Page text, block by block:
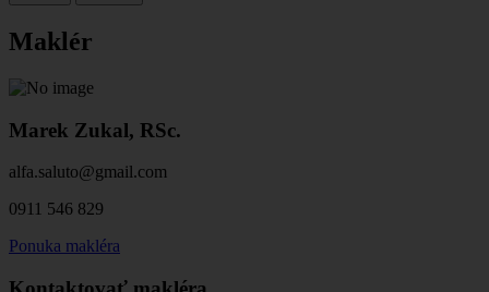
Maklér
Marek Zukal, RSc.
alfa.saluto@gmail.com
0911 546 829
Ponuka makléra